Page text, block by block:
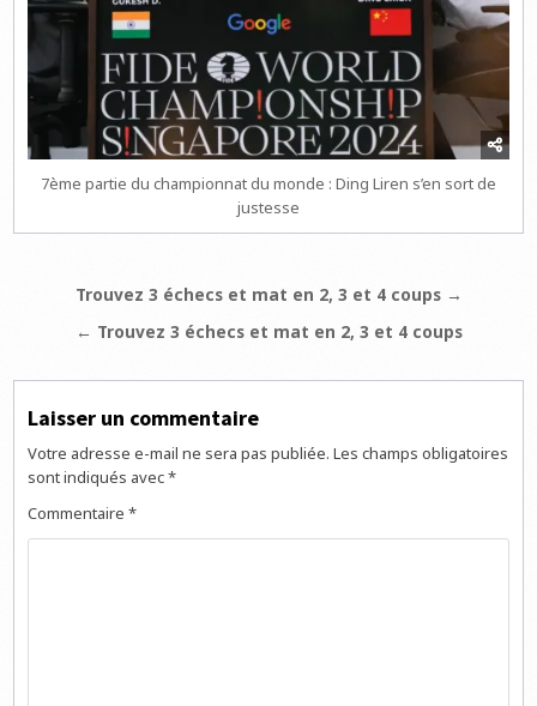
7ème partie du championnat du monde : Ding Liren s’en sort de
justesse
Navigation
Trouvez 3 échecs et mat en 2, 3 et 4 coups →
← Trouvez 3 échecs et mat en 2, 3 et 4 coups
Laisser un commentaire
Votre adresse e-mail ne sera pas publiée. Les champs obligatoires
sont indiqués avec*
Commentaire*